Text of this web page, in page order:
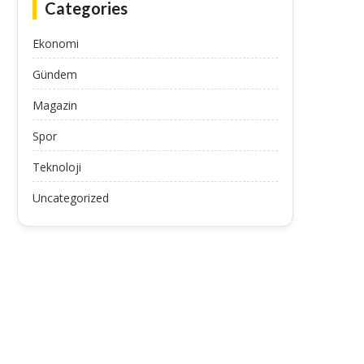
Categories
Ekonomi
Gündem
Magazin
Spor
Teknoloji
Uncategorized